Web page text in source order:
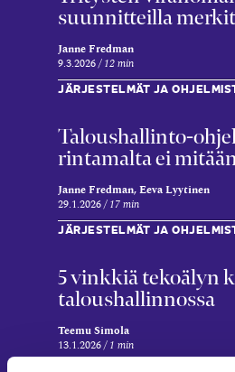
suunnitteilla
Janne Fredman
9.3.2026 12 min
JÄRJESTELMÄT JA
Taloushallinto-
rintamalta ei
Janne Fredman, Eeva Lyytinen
29.1.2026 17 min
JÄRJESTELMÄT JA
5 vinkkiä tekoälyn
taloushallinnossa
Teemu Simola
13.1.2026 1 min